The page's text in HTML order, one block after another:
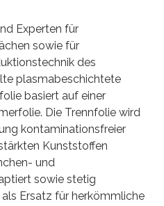
Experten für
sowie für
des
plasmabeschichtete
basiert auf einer
Die Trennfolie wird
kontaminationsfreier
Kunststoffen
und
sowie stetig
Ersatz für herkömmliche